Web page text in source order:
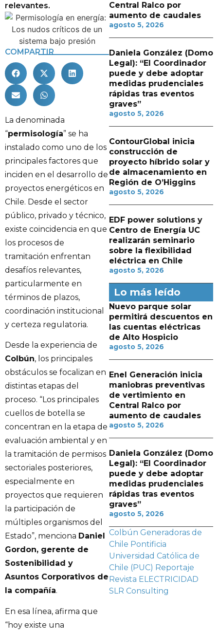
relevantes.
COMPARTIR
La denominada
“permisología” se ha
instalado como uno de los
principales factores que
inciden en el desarrollo de
proyectos energéticos en
Chile. Desde el sector
público, privado y técnico,
existe coincidencia en que
los procesos de
tramitación enfrentan
desafíos relevantes,
particularmente en
términos de plazos,
coordinación institucional
y certeza regulatoria.
Desde la experiencia de
Colbún, los principales
obstáculos se focalizan en
distintas etapas del
proceso. “Los principales
cuellos de botella se
concentran en la etapa de
evaluación ambiental y en
la tramitación de permisos
sectoriales posteriores,
especialmente en
proyectos que requieren
la participación de
múltiples organismos del
Estado”, menciona Daniel
Gordon, gerente de
Sostenibilidad y
Asuntos Corporativos de
la compañía.
En esa línea, afirma que
“hoy existe una
Central Ralco por
aumento de caudales
agosto 5, 2026
Daniela González (Domo
Legal): “El Coordinador
puede y debe adoptar
medidas prudenciales
rápidas tras eventos
graves”
agosto 5, 2026
ContourGlobal inicia
construcción de
proyecto híbrido solar y
de almacenamiento en
Región de O’Higgins
agosto 5, 2026
EDF power solutions y
Centro de Energía UC
realizarán seminario
sobre la flexibilidad
eléctrica en Chile
agosto 5, 2026
Lo más leído
Nuevo parque solar
permitirá descuentos en
las cuentas eléctricas
de Alto Hospicio
agosto 5, 2026
Enel Generación inicia
maniobras preventivas
de vertimiento en
Central Ralco por
aumento de caudales
agosto 5, 2026
Daniela González (Domo
Legal): “El Coordinador
puede y debe adoptar
medidas prudenciales
rápidas tras eventos
graves”
agosto 5, 2026
Colbún Generadoras de
Chile Pontificia
Universidad Católica de
Chile (PUC) Reportaje
Revista ELECTRICIDAD
SLR Consulting